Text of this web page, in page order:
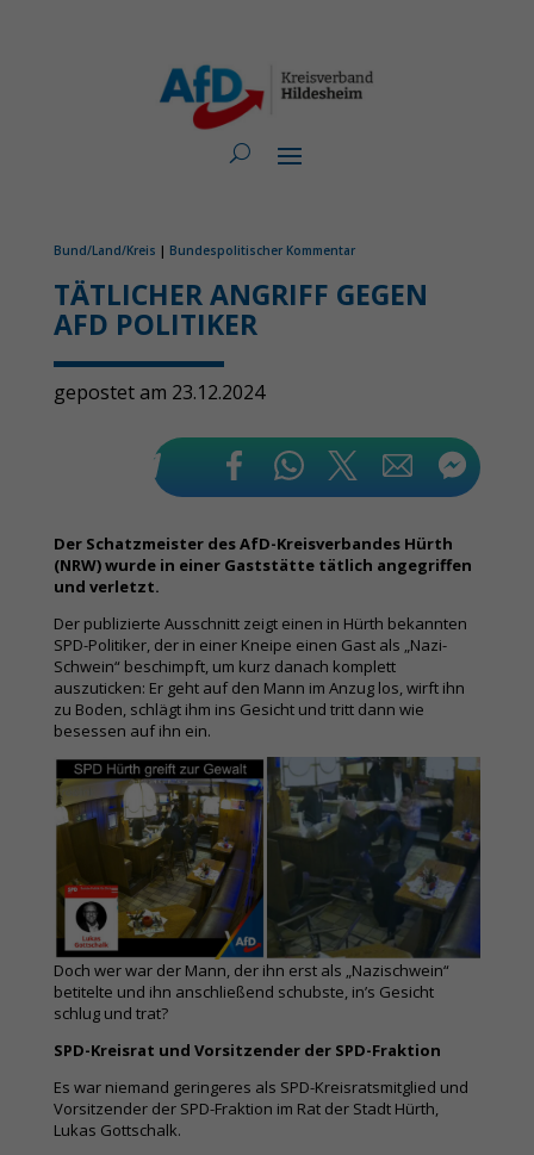
Bund/Land/Kreis | Bundespolitischer Kommentar
TÄTLICHER ANGRIFF GEGEN
AFD POLITIKER
gepostet am 23.12.2024
Der Schatzmeister des AfD-Kreisverbandes Hürth
(NRW) wurde in einer Gaststätte tätlich angegriffen
und verletzt.
Der publizierte Ausschnitt zeigt einen in Hürth bekannten
SPD-Politiker, der in einer Kneipe einen Gast als „Nazi-
Schwein“ beschimpft, um kurz danach komplett
auszuticken: Er geht auf den Mann im Anzug los, wirft ihn
zu Boden, schlägt ihm ins Gesicht und tritt dann wie
besessen auf ihn ein.
Doch wer war der Mann, der ihn erst als „Nazischwein“
betitelte und ihn anschließend schubste, in’s Gesicht
schlug und trat?
SPD-Kreisrat und Vorsitzender der SPD-Fraktion
Es war niemand geringeres als SPD-Kreisratsmitglied und
Vorsitzender der SPD-Fraktion im Rat der Stadt Hürth,
Lukas Gottschalk.